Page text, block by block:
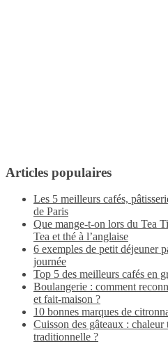
Articles populaires
Les 5 meilleurs cafés,
de Paris
Que mange-t-on lors du Tea
Tea et thé à l’anglaise
6 exemples de petit déjeuner
journée
Top 5 des meilleurs cafés en
Boulangerie : comment
et fait-maison ?
10 bonnes marques de
Cuisson des gâteaux : chaleur
traditionnelle ?